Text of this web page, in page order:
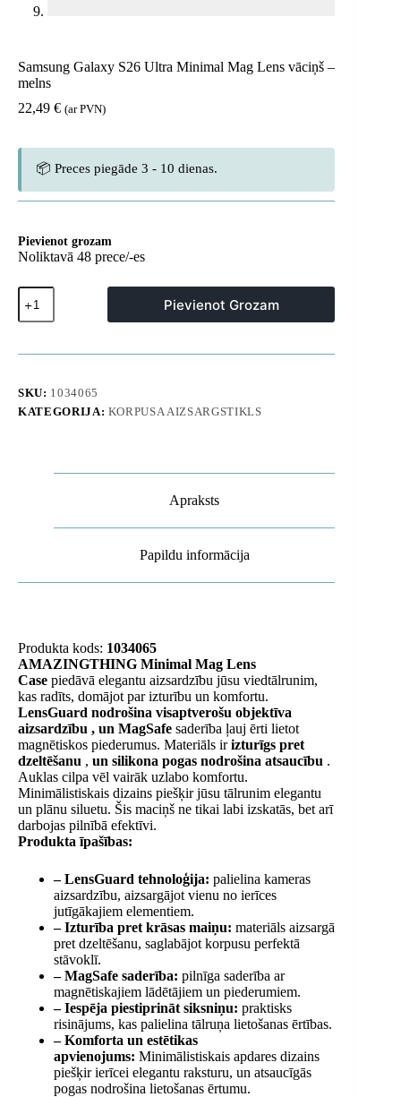
Samsung Galaxy S26 Ultra Minimal Mag Lens vāciņš –
melns
22,49 € (ar PVN)
📦 Preces piegāde 3 - 10 dienas.
Pievienot grozam
Noliktavā 48 prece/-es
Samsung
Galaxy
S26
Minimal
vāciņš
-
Pievienot Grozam
SKU: 1034065
KATEGORIJA: KORPUSA AIZSARGSTIKLS
Apraksts
Papildu informācija
Produkta kods: 1034065
AMAZINGTHING Minimal Mag Lens
Case piedāvā elegantu aizsardzību jūsu viedtālrunim,
kas radīts, domājot par izturību un komfortu.
LensGuard nodrošina visaptverošu objektīva
aizsardzību , un MagSafe saderība ļauj ērti lietot
magnētiskos piederumus. Materiāls irizturīgs pret
dzeltēšanu , un silikona pogas nodrošina atsaucību .
Auklas cilpa vēl vairāk uzlabo komfortu.
Minimālistiskais dizains piešķir jūsu tālrunim elegantu
un plānu siluetu. Šis maciņš ne tikai labi izskatās, bet arī
darbojas pilnībā efektīvi.
Produkta īpašības:
– LensGuard tehnoloģija: palielina kameras
aizsardzību, aizsargājot vienu no ierīces
jutīgākajiem elementiem.
– Izturība pret krāsas maiņu: materiāls aizsargā
pret dzeltēšanu, saglabājot korpusu perfektā
stāvoklī.
– MagSafe saderība: pilnīga saderība ar
magnētiskajiem lādētājiem un piederumiem.
– Iespēja piestiprināt siksniņu: praktisks
risinājums, kas palielina tālruņa lietošanas ērtības.
– Komforta un estētikas
apvienojums: Minimālistiskais apdares dizains
piešķir ierīcei elegantu raksturu, un atsaucīgās
pogas nodrošina lietošanas ērtumu.